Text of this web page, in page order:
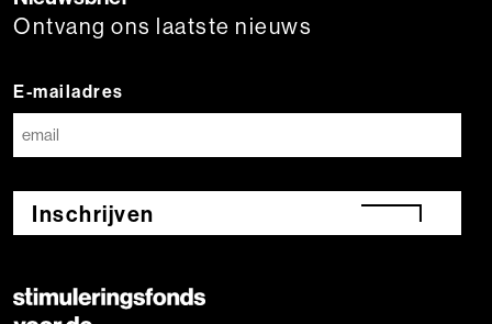
Ontvang ons laatste nieuws
E-mailadres
Inschrijven